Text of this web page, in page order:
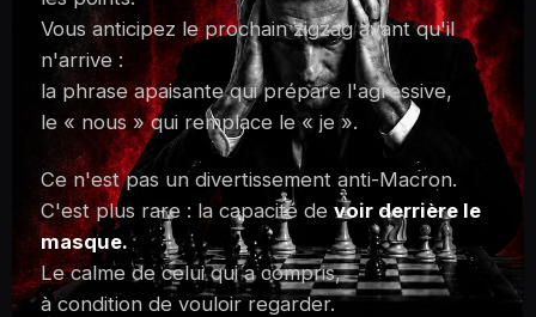
Vous anticipez le prochain zigzag avant qu'il
n'arrive :
la phrase apaisante qui prépare l'agressive,
le « nous » qui remplace le « je ».
Ce n'est pas un divertissement anti-Macron.
C'est plus rare : la capacité de voir derrière le
masque.
Le calme de celui qui a compris,
à condition de vouloir regarder.